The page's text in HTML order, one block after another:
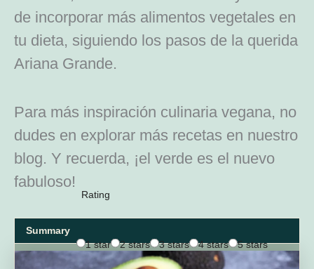
de incorporar más alimentos vegetales en
tu dieta, siguiendo los pasos de la querida
Ariana Grande.
Para más inspiración culinaria vegana, no
dudes en explorar más recetas en nuestro
blog. Y recuerda, ¡el verde es el nuevo
fabuloso!
Summary
Rating
1 star 2 stars 3 stars 4 stars 5 stars